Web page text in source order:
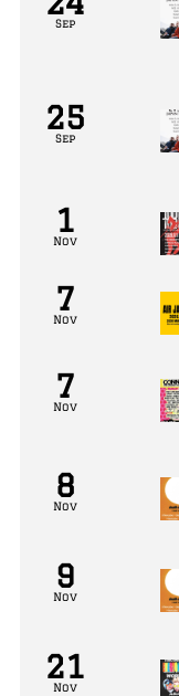
Sep
25
Sep
1
Nov
7
Nov
7
Nov
8
Nov
9
Nov
21
Nov